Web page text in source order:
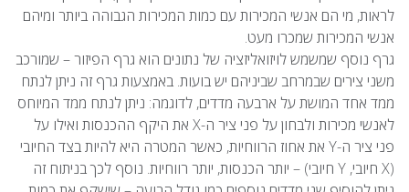
לראות, מי הם אנשי המכירות עם כמות המכירות הגבוהה ביותר ומיהם
אנשי המכירות שמכרו מעט.
גרף נוסף שמשמש לויזואליזציה של נתונים הוא גרף הפיזור – שמורכב
משני צירים שבמרחב שביניהם יש בועות. באמצעות גרף זה ניתן לנתח
ממד אחד המושת על ארבעה מדדים, לדוגמה: ניתן לנתח ממד המיוחס
לאנשי מכירות ולבחון על פני ציר ה-X את היקף ההכנסות ואילו על
פני ציר ה-Y את אחוז הרווחיות, כאשר המטרה היא להיות בצד החיובי
(X חיובי, Y חיובי) – יותר הכנסות, יותר רווחיות. נוסף לכך בניתוח זה